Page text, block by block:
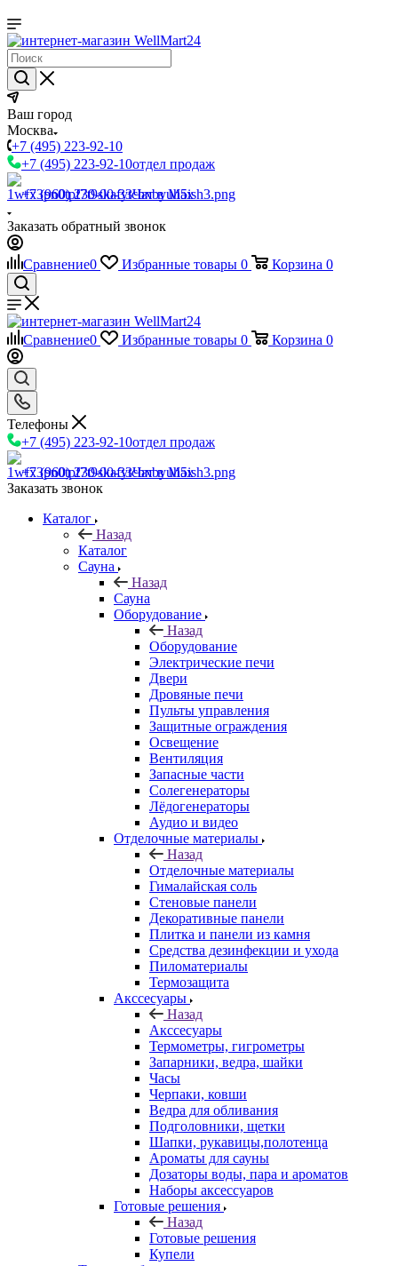
Ваш город
Москва
+7 (495) 223-92-10
+7 (495) 223-92-10отдел продаж
+7 (960) 230-00-33Чат в Max
Заказать обратный звонок
Сравнение0 Избранные товары 0 Корзина 0
Сравнение0 Избранные товары 0 Корзина 0
Телефоны
+7 (495) 223-92-10отдел продаж
+7 (960) 230-00-33Чат в Max
Заказать звонок
Каталог
Назад
Каталог
Сауна
Назад
Сауна
Оборудование
Назад
Оборудование
Электрические печи
Двери
Дровяные печи
Пульты управления
Защитные ограждения
Освещение
Вентиляция
Запасные части
Солегенераторы
Лёдогенераторы
Аудио и видео
Отделочные материалы
Назад
Отделочные материалы
Гималайская соль
Стеновые панели
Декоративные панели
Плитка и панели из камня
Средства дезинфекции и ухода
Пиломатериалы
Термозащита
Аксcесуары
Назад
Аксcесуары
Термометры, гигрометры
Запарники, ведра, шайки
Часы
Черпаки, ковши
Ведра для обливания
Подголовники, щетки
Шапки, рукавицы,полотенца
Ароматы для сауны
Дозаторы воды, пара и ароматов
Наборы аксессуаров
Готовые решения
Назад
Готовые решения
Купели